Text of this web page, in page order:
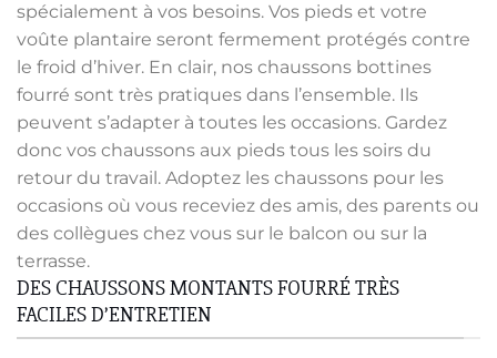
spécialement à vos besoins. Vos pieds et votre
voûte plantaire seront fermement protégés contre
le froid d’hiver. En clair, nos chaussons bottines
fourré sont très pratiques dans l’ensemble. Ils
peuvent s’adapter à toutes les occasions. Gardez
donc vos chaussons aux pieds tous les soirs du
retour du travail. Adoptez les chaussons pour les
occasions où vous receviez des amis, des parents ou
des collègues chez vous sur le balcon ou sur la
terrasse.
DES CHAUSSONS MONTANTS FOURRÉ TRÈS
FACILES D’ENTRETIEN